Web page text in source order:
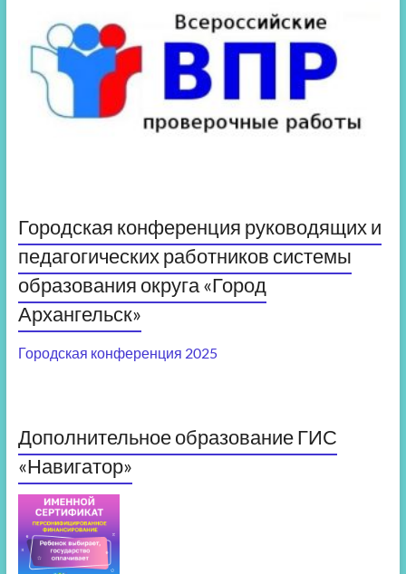
Городская конференция руководящих и
педагогических работников системы
образования округа «Город
Архангельск»
Городская конференция 2025
Дополнительное образование ГИС
«Навигатор»